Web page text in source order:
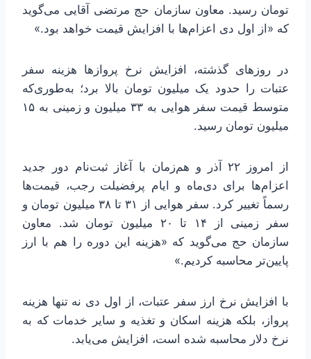
تومان رسید. معاون سازمان حج مرتضی آقایی می‌گوید
که «از اول دی اعزام‌ها با افزایش قیمت خواهد بود.»
در روزهای گذشته، افزایش نرخ پروازها هزینه سفر
عتبات را حدود یک میلیون تومان بالا برد؛ به‌طوری‌که
متوسط قیمت سفر هوایی به ۳۳ میلیون و زمینی به ۱۵
میلیون تومان رسید.
از امروز ۲۲ آذر و هم‌زمان با آغاز ثبت‌نام دور جدید
اعزام‌ها برای دی‌ماه و ایام پرفضیلت رجب، قیمت‌ها
رسماً تغییر کرد. سفر هوایی از ۳۱ تا ۳۸ میلیون تومان و
سفر زمینی از ۱۴ تا ۲۰ میلیون تومان شد. معاون
سازمان حج می‌گوید که «هزینه این دوره را هم با ارز
پایین‌تر محاسبه کردیم.»
با افزایش نرخ ارز سفر عتبات، از اول دی نه تنها هزینه
پرواز، بلکه هزینه اسکان و تغذیه و سایر خدمات که به
نرخ دلار محاسبه شده است، افزایش می‌یابد.